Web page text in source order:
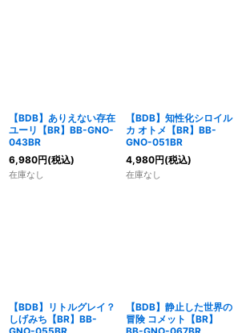
【BDB】ありえない存在
ユーリ【BR】BB-GNO-
043BR
6,980円(税込)
在庫なし
【BDB】知性化シロイル
カ オトメ【BR】BB-
GNO-051BR
4,980円(税込)
在庫なし
【BDB】リトルグレイ？
しげみち【BR】BB-
【BDB】静止した世界の
冒険 コメット【BR】